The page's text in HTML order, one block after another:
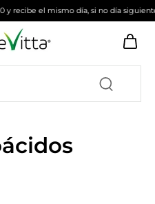
y recibe el mismo día, si no día siguiente